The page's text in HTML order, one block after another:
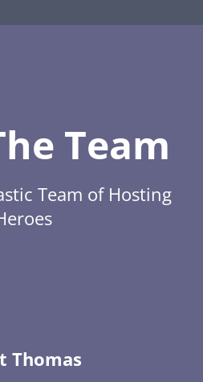
Team
Team of Hosting
Thomas